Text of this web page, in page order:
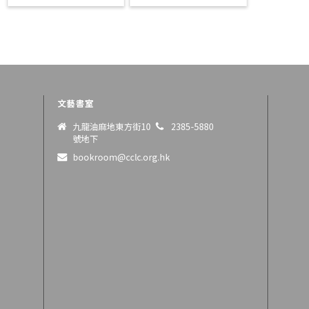
文藝書室
九龍油麻地東方街10
號地下
2385-5880
bookroom@cclc.org.hk